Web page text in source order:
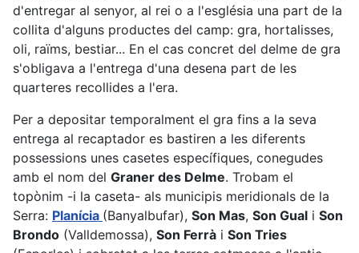
d'entregar al senyor, al rei o a l'església una part de la
collita d'alguns productes del camp: gra, hortalisses,
oli, raïms, bestiar... En el cas concret del delme de gra
s'obligava a l'entrega d'una desena part de les
quarteres recollides a l'era.
Per a depositar temporalment el gra fins a la seva
entrega al recaptador es bastiren a les diferents
possessions unes casetes específiques, conegudes
amb el nom del Graner des Delme. Trobam el
topònim -i la caseta- als municipis meridionals de la
Serra: Planícia (Banyalbufar), Son Mas, Son Gual i Son
Brondo (Valldemossa), Son Ferrà i Son Tries